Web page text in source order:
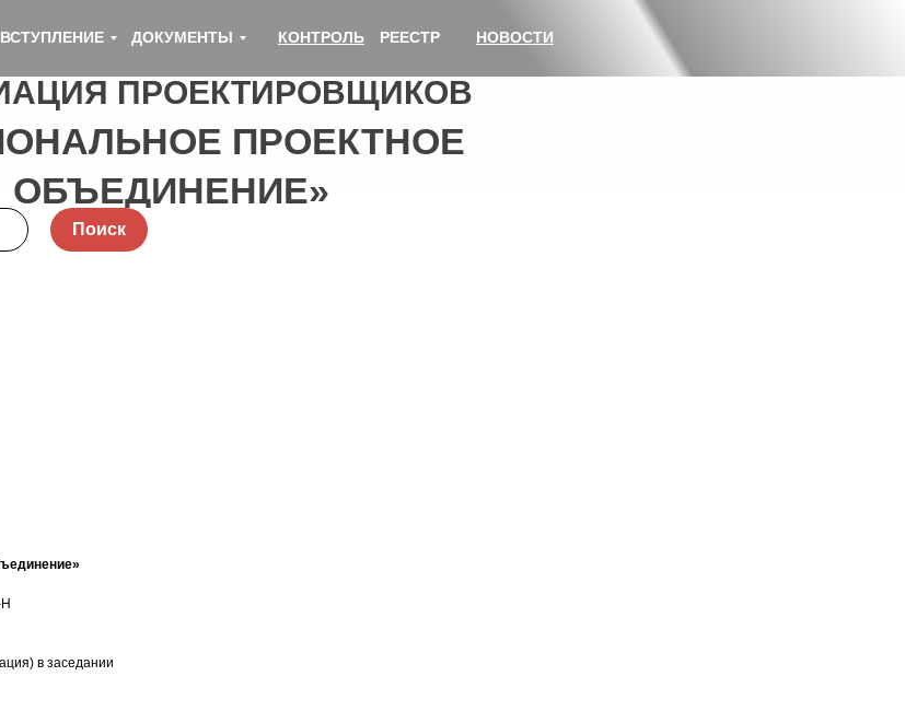
ДОКУМЕНТЫ
ВСТУПЛЕНИЕ КОНТРОЛЬ РЕЕСТР НОВОСТИ
ПРОЕКТИРОВЩИКОВ
ПРОЕКТНОЕ
ОБЪЕДИНЕНИЕ»
Поиск
в заседании